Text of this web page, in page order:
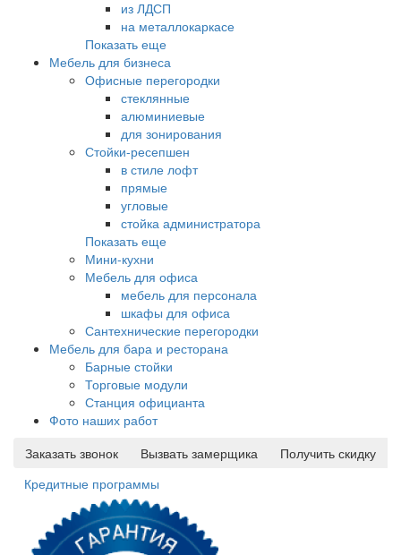
из ЛДСП
на металлокаркасе
Показать еще
Мебель для бизнеса
Офисные перегородки
стеклянные
алюминиевые
для зонирования
Стойки-ресепшен
в стиле лофт
прямые
угловые
стойка администратора
Показать еще
Мини-кухни
Мебель для офиса
мебель для персонала
шкафы для офиса
Сантехнические перегородки
Мебель для бара и ресторана
Барные стойки
Торговые модули
Станция официанта
Фото наших работ
Заказать звонок
Вызвать замерщика
Получить скидку
Кредитные программы